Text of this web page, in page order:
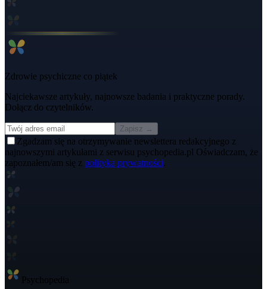
Zdrowie psychiczne co piątek
Najciekawsze artykuły, najnowsze badania i praktyczne porady.
Dołącz do czytelników.
Zapisz →
Zgadzam się na otrzymywanie newslettera redakcyjnego z
najnowszymi artykułami z serwisu psychopedia.pl Oświadczam, że
zapoznałem/am się z polityką prywatności.
Psycho pedia